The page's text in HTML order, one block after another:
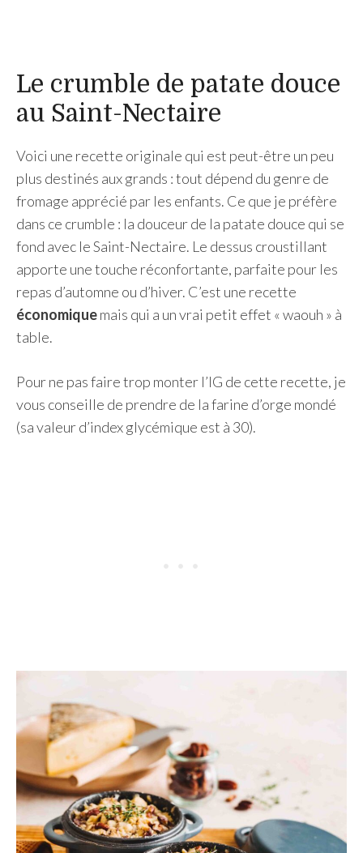
Le crumble de patate douce
au Saint-Nectaire
Voici une recette originale qui est peut-être un peu
plus destinés aux grands : tout dépend du genre de
fromage apprécié par les enfants. Ce que je préfère
dans ce crumble : la douceur de la patate douce qui se
fond avec le Saint-Nectaire. Le dessus croustillant
apporte une touche réconfortante, parfaite pour les
repas d’automne ou d’hiver. C’est une recette
économiquemais qui a un vrai petit effet « waouh » à
table.
Pour ne pas faire trop monter l’IG de cette recette, je
vous conseille de prendre de la farine d’orge mondé
(sa valeur d’index glycémique est à 30).